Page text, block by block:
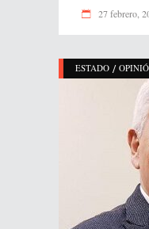
27 febrero,
ESTADO /